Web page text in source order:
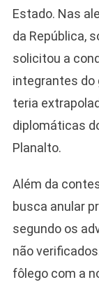
Estado. Nas
da República,
solicitou a
integrantes do
teria
diplomáticas
Planalto.
Além da
busca anular
segundo os
não
fôlego com a